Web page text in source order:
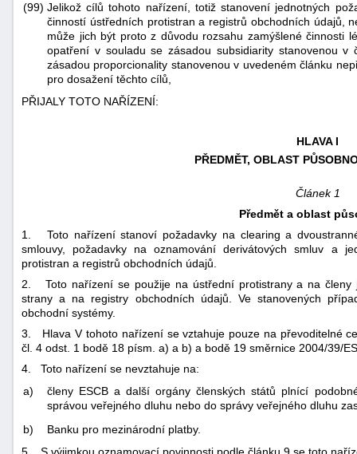
(99) Jelikož cílů tohoto nařízení, totiž stanovení jednotných
činností ústředních protistran a registrů obchodních údajů,
může jich být proto z důvodu rozsahu zamýšlené činnosti
opatření v souladu se zásadou subsidiarity stanovenou
zásadou proporcionality stanovenou v uvedeném článku
pro dosažení těchto cílů,
PŘIJALY TOTO NAŘÍZENÍ:
HLAVA I
PŘEDMĚT, OBLAST
Článek 1
Předmět a oblast
1. Toto nařízení stanoví požadavky na clearing a
smlouvy, požadavky na oznamování derivátových smluv a
protistran a registrů obchodních údajů.
2. Toto nařízení se použije na ústřední protistrany a na členy
strany a na registry obchodních údajů. Ve stanovených
obchodní systémy.
3. Hlava V tohoto nařízení se vztahuje pouze na převoditelné
čl. 4 odst. 1 bodě 18 písm. a) a b) a bodě 19 směrnice 2004/39/
4. Toto nařízení se nevztahuje na:
a)
členy ESCB a další orgány členských států plnící
správou veřejného dluhu nebo do správy veřejného dluhu
b)
Banku pro mezinárodní platby.